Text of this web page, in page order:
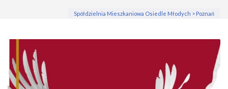
Spółdzielnia Mieszkaniowa Osiedle Młodych > Poznań